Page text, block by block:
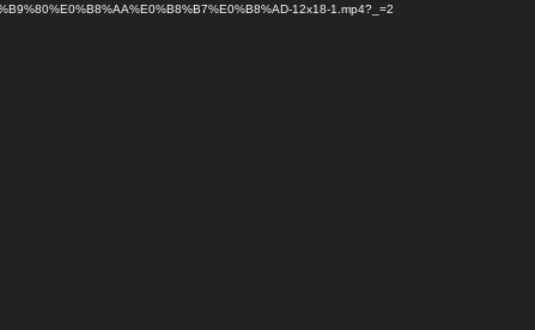
12x18-1.mp4?_=2